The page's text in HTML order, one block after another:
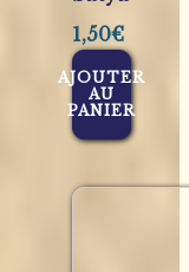
1,50€
AJOUTER
AU
PANIER